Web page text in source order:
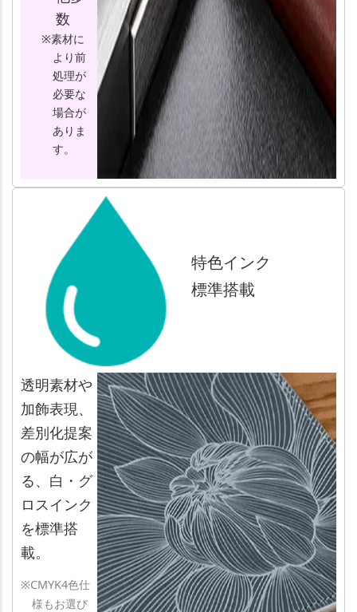
数
※素材に
より前
処理が
必要な
場合が
ありま
す。
特色インク
標準搭載
透明素材や
加飾表現、
差別化提案
の幅が広が
る、白・グ
ロスインク
を標準搭
載。
※CMYK4色仕
様もお選び